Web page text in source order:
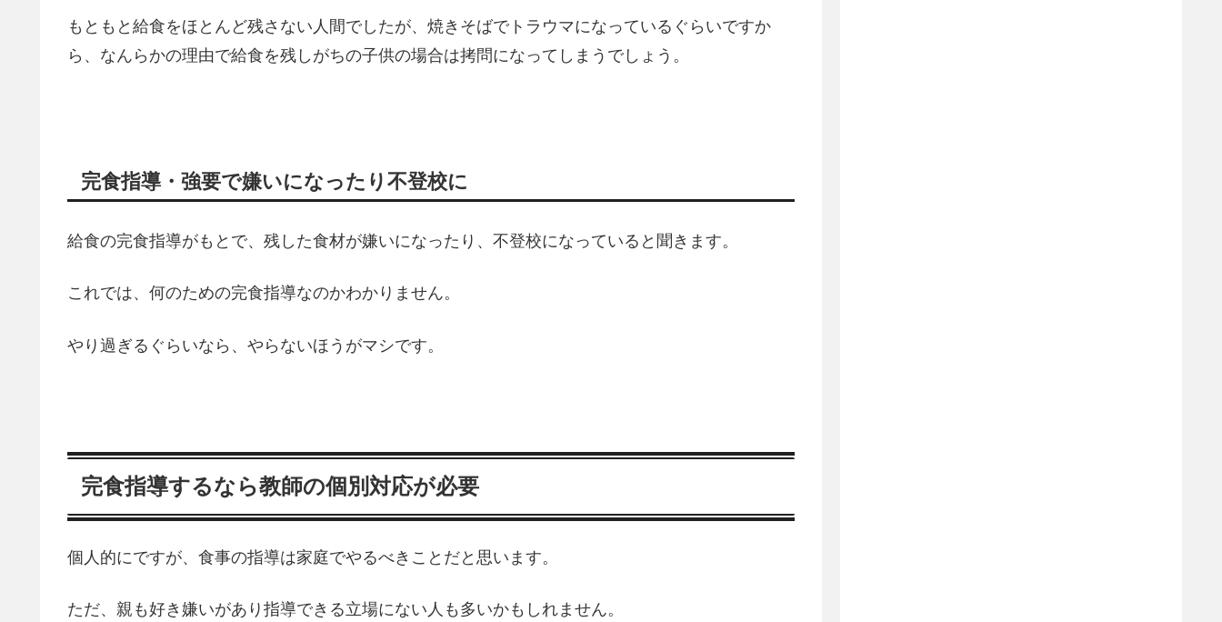
もともと給食をほとんど残さない人間でしたが、焼きそばでトラウマになっているぐらいですか
ら、なんらかの理由で給食を残しがちの子供の場合は拷問になってしまうでしょう。
完食指導・強要で嫌いになったり不登校に
給食の完食指導がもとで、残した食材が嫌いになったり、不登校になっていると聞きます。
これでは、何のための完食指導なのかわかりません。
やり過ぎるぐらいなら、やらないほうがマシです。
完食指導するなら教師の個別対応が必要
個人的にですが、食事の指導は家庭でやるべきことだと思います。
ただ、親も好き嫌いがあり指導できる立場にない人も多いかもしれません。